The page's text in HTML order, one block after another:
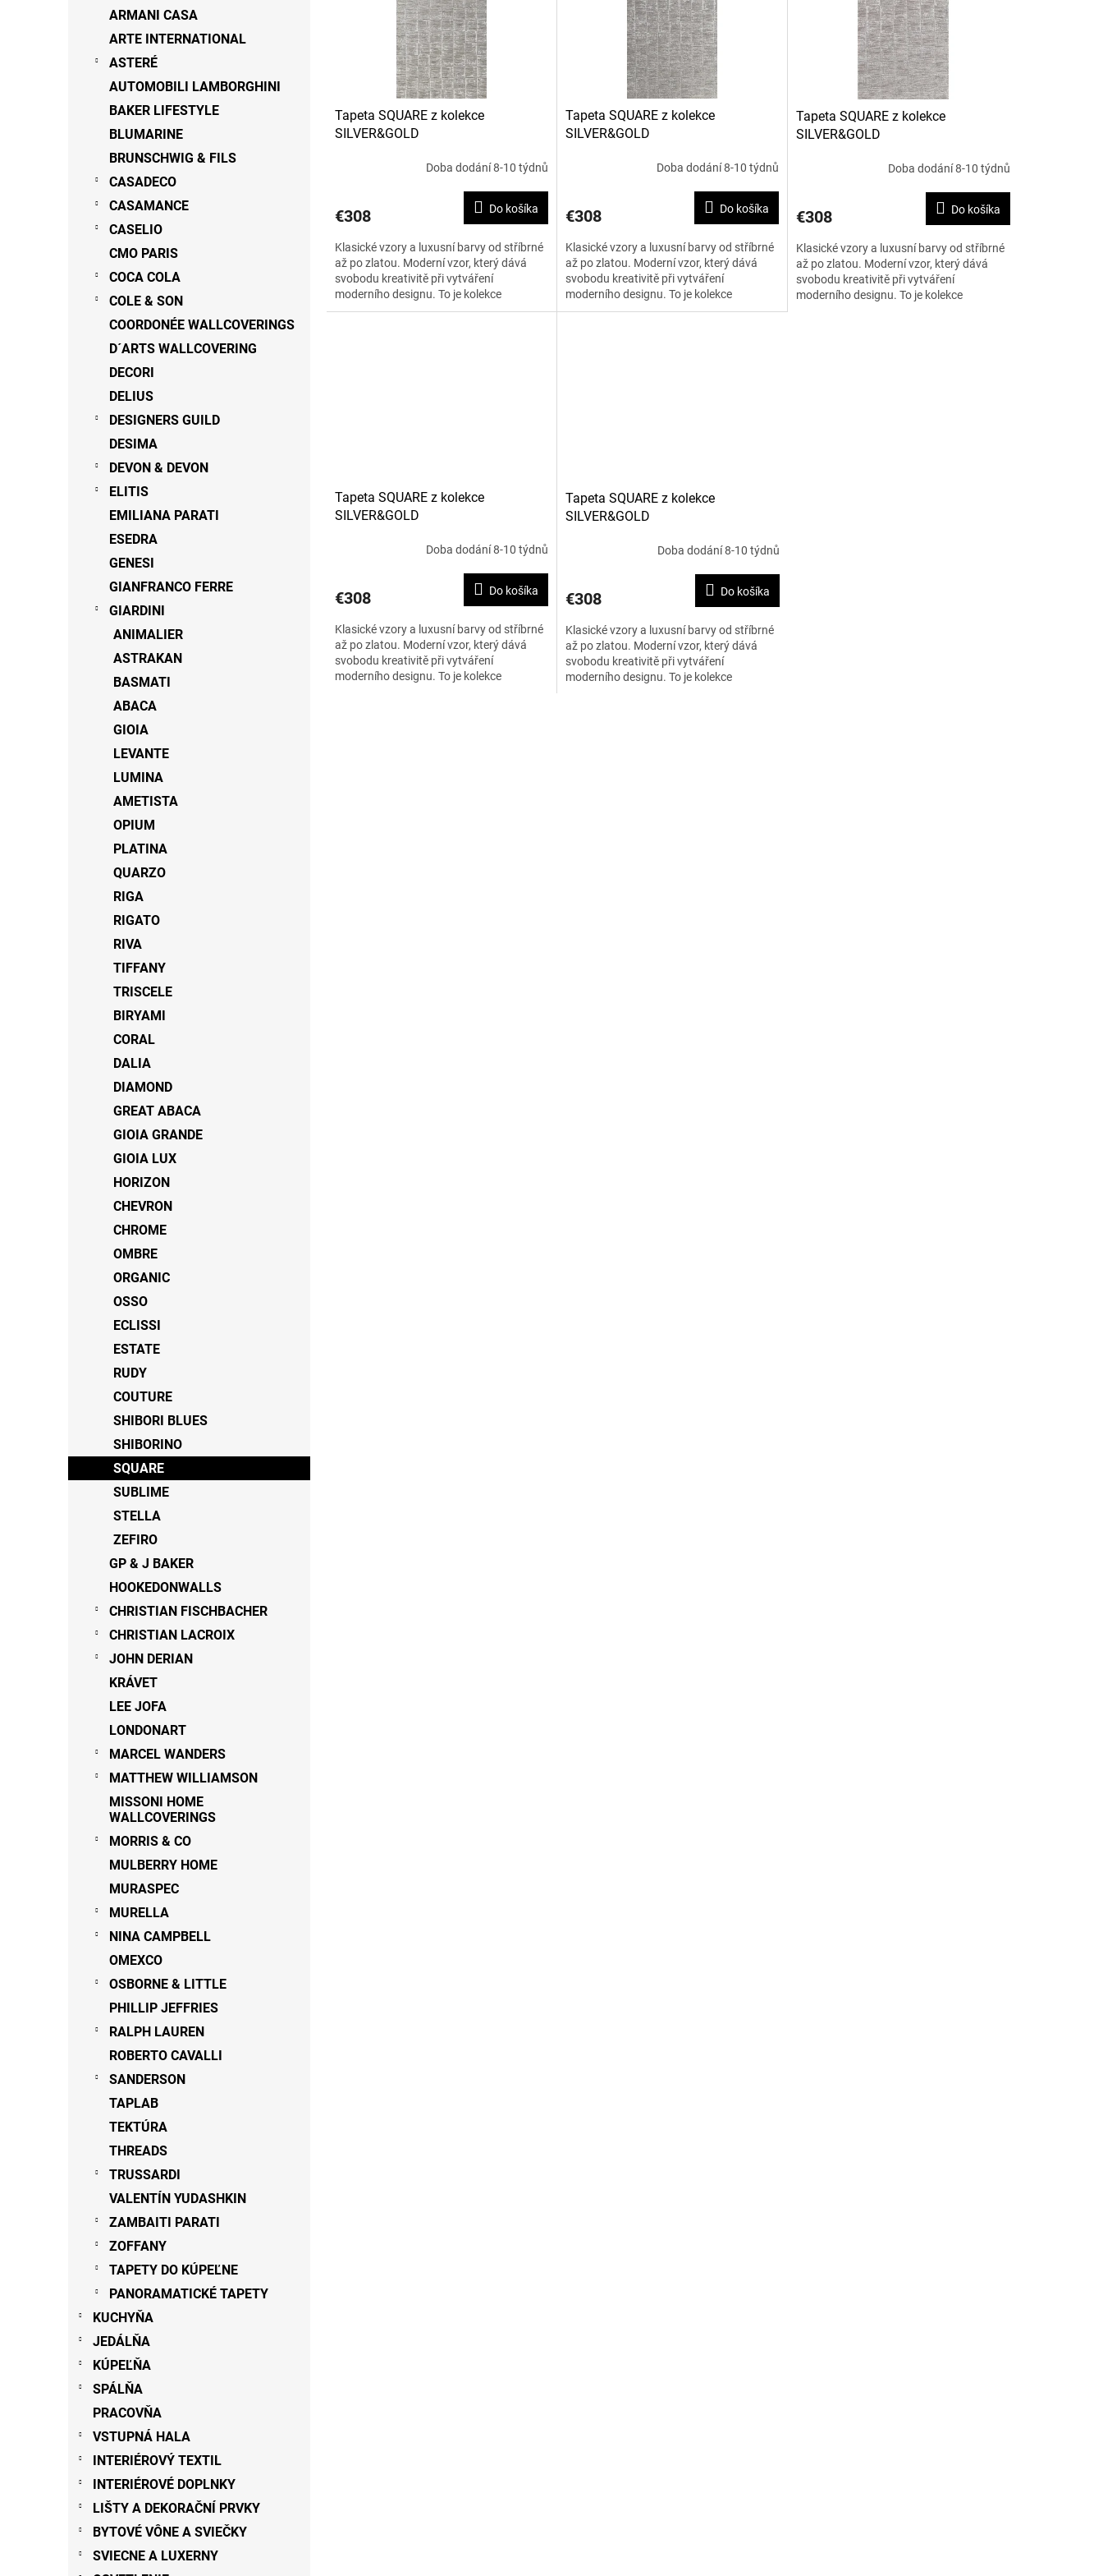
ARMANI CASA
ARTE INTERNATIONAL
ASTERÉ
AUTOMOBILI LAMBORGHINI
BAKER LIFESTYLE
BLUMARINE
BRUNSCHWIG & FILS
CASADECO
CASAMANCE
CASELIO
CMO PARIS
COCA COLA
COLE & SON
COORDONÉE WALLCOVERINGS
D´ARTS WALLCOVERING
DECORI
DELIUS
DESIGNERS GUILD
DESIMA
DEVON & DEVON
ELITIS
EMILIANA PARATI
ESEDRA
GENESI
GIANFRANCO FERRE
GIARDINI
ANIMALIER
ASTRAKAN
BASMATI
ABACA
GIOIA
LEVANTE
LUMINA
AMETISTA
OPIUM
PLATINA
QUARZO
RIGA
RIGATO
RIVA
TIFFANY
TRISCELE
BIRYAMI
CORAL
DALIA
DIAMOND
GREAT ABACA
GIOIA GRANDE
GIOIA LUX
HORIZON
CHEVRON
CHROME
OMBRE
ORGANIC
OSSO
ECLISSI
ESTATE
RUDY
COUTURE
SHIBORI BLUES
SHIBORINO
SQUARE
SUBLIME
STELLA
ZEFIRO
GP & J BAKER
HOOKEDONWALLS
CHRISTIAN FISCHBACHER
CHRISTIAN LACROIX
JOHN DERIAN
KRÁVET
LEE JOFA
LONDONART
MARCEL WANDERS
MATTHEW WILLIAMSON
MISSONI HOME
WALLCOVERINGS
MORRIS & CO
MULBERRY HOME
MURASPEC
MURELLA
NINA CAMPBELL
OMEXCO
OSBORNE & LITTLE
PHILLIP JEFFRIES
RALPH LAUREN
ROBERTO CAVALLI
SANDERSON
TAPLAB
TEKTÚRA
THREADS
TRUSSARDI
VALENTÍN YUDASHKIN
ZAMBAITI PARATI
ZOFFANY
TAPETY DO KÚPEĽNE
PANORAMATICKÉ TAPETY
KUCHYŇA
JEDÁLŇA
KÚPEĽŇA
SPÁLŇA
PRACOVŇA
VSTUPNÁ HALA
INTERIÉROVÝ TEXTIL
INTERIÉROVÉ DOPLNKY
LIŠTY A DEKORAČNÍ PRVKY
BYTOVÉ VÔNE A SVIEČKY
SVIECNE A LUXERNY
Tapeta SQUARE z kolekce
SILVER&GOLD
Doba dodání 8-10 týdnů
€308 Do košíka
Klasické vzory a luxusní barvy od stříbrné
až po zlatou. Moderní vzor, který dává
svobodu kreativitě při vytváření
moderního designu. To je kolekce
SILVER&GOLD. Šířka je 120...
Tapeta SQUARE z kolekce
SILVER&GOLD
Doba dodání 8-10 týdnů
€308 Do košíka
Klasické vzory a luxusní barvy od stříbrné
až po zlatou. Moderní vzor, který dává
svobodu kreativitě při vytváření
moderního designu. To je kolekce
SILVER&GOLD. Šířka je 120...
Tapeta SQUARE z kolekce
SILVER&GOLD
Doba dodání 8-10 týdnů
€308 Do košíka
Klasické vzory a luxusní barvy od stříbrné
až po zlatou. Moderní vzor, který dává
svobodu kreativitě při vytváření
moderního designu. To je kolekce
Tapeta SQUARE z kolekce
SILVER&GOLD
Doba dodání 8-10 týdnů
€308 Do košíka
Klasické vzory a luxusní barvy od stříbrné
až po zlatou. Moderní vzor, který dává
svobodu kreativitě při vytváření
moderního designu. To je kolekce
Tapeta SQUARE z kolekce
SILVER&GOLD
Doba dodání 8-10 týdnů
€308 Do košíka
Klasické vzory a luxusní barvy od stříbrné
až po zlatou. Moderní vzor, který dává
svobodu kreativitě při vytváření
moderního designu. To je kolekce